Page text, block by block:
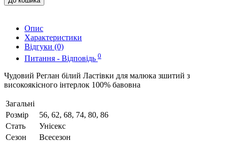
Опис
Характеристики
Відгуки (0)
Питання - Відповідь 0
Чудовий Реглан білий Ластівки для малюка зшитий з
високоякісного інтерлок 100% бавовна
Загальні
Розмір
56, 62, 68, 74, 80, 86
Стать
Унісекс
Сезон
Всесезон